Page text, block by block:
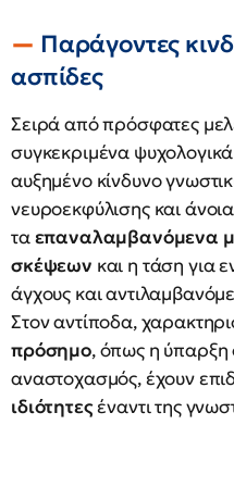
Παράγοντες
ασπίδες
Σειρά από πρόσφατες
συγκεκριμένα
αυξημένο κίνδυνο
νευροεκφύλισης και
ταεπαναλαμβανόμενα
σκέψεων και η τάση για
άγχους και
Στον αντίποδα,
πρόσημο, όπως η ύπαρξη
αναστοχασμός, έχουν
ιδιότητεςέναντι της